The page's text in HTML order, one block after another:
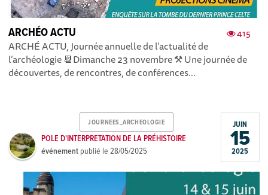
415
ARCHÉO ACTU
ARCHÉ ACTU, Journée annuelle de l’actualité de
l’archéologie 📆Dimanche 23 novembre ⚒ Une journée de
découvertes, de rencontres, de conférences...
JOURNEES_ARCHEOLOGIE
POLE D'INTERPRETATION DE LA PRÉHISTOIRE
événement publié le28/05/2025
JUIN
15
2025